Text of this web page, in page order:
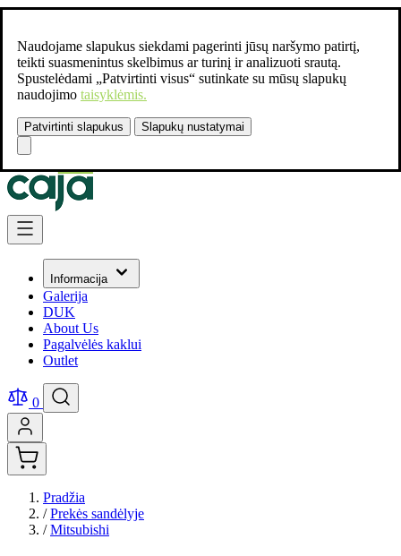
Naudojame slapukus siekdami pagerinti jūsų naršymo patirtį,
teikti suasmenintus skelbimus ar turinį ir analizuoti srautą.
Spustelėdami „Patvirtinti visus“ sutinkate su mūsų slapukų
naudojimo taisyklėmis.
Patvirtinti slapukus Slapukų nustatymai
Susisiekite:
Skip to Content
Informacija
Galerija
DUK
About Us
Pagalvėlės kaklui
Outlet
0
Pradžia
/ Prekės sandėlyje
/ Mitsubishi